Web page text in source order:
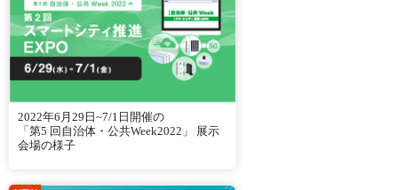
2022年6月29日~7/1日開催の
「第5 回自治体・公共Week2022」 展示
会場の様子